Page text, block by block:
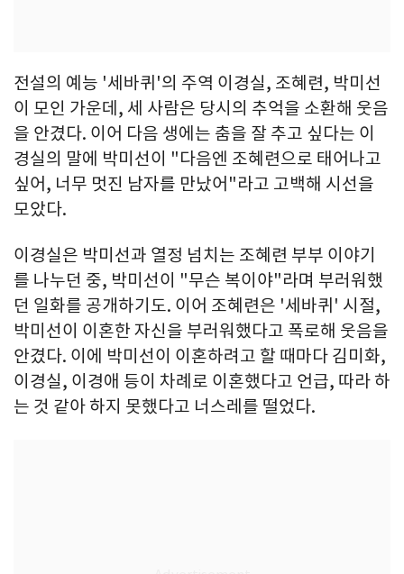
전설의 예능 '세바퀴'의 주역 이경실, 조혜련, 박미선
이 모인 가운데, 세 사람은 당시의 추억을 소환해 웃음
을 안겼다. 이어 다음 생에는 춤을 잘 추고 싶다는 이
경실의 말에 박미선이 "다음엔 조혜련으로 태어나고
싶어, 너무 멋진 남자를 만났어"라고 고백해 시선을
모았다.
이경실은 박미선과 열정 넘치는 조혜련 부부 이야기
를 나누던 중, 박미선이 "무슨 복이야"라며 부러워했
던 일화를 공개하기도. 이어 조혜련은 '세바퀴' 시절,
박미선이 이혼한 자신을 부러워했다고 폭로해 웃음을
안겼다. 이에 박미선이 이혼하려고 할 때마다 김미화,
이경실, 이경애 등이 차례로 이혼했다고 언급, 따라 하
는 것 같아 하지 못했다고 너스레를 떨었다.